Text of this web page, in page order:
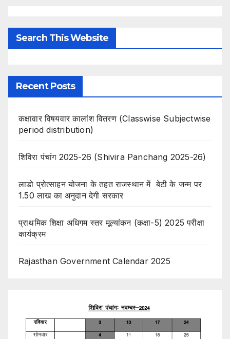
Search This Website
Recent Posts
कक्षावार विषयवार कालांश वितरण (Classwise Subjectwise
period distribution)
शिविरा पंचांग 2025-26 (Shivira Panchang 2025-26)
लाडो प्रोत्साहन योजना के तहत राजस्थान में बेटी के जन्म पर
1.50 लाख का अनुदान देगी सरकार
प्राथमिक शिक्षा अधिगम स्तर मूल्यांकन (कक्षा-5) 2025 परीक्षा
कार्यक्रम
Rajasthan Government Calendar 2025